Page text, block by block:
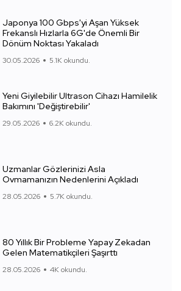
Japonya 100 Gbps'yi Aşan Yüksek
Frekanslı Hızlarla 6G'de Önemli Bir
Dönüm Noktası Yakaladı
30.05.2026 5.1K okundu.
Yeni Giyilebilir Ultrason Cihazı Hamilelik
Bakımını 'Değiştirebilir'
29.05.2026 6.2K okundu.
Uzmanlar Gözlerinizi Asla
Ovmamanızın Nedenlerini Açıkladı
28.05.2026 5.7K okundu.
80 Yıllık Bir Probleme Yapay Zekadan
Gelen Matematikçileri Şaşırttı
28.05.2026 4K okundu.